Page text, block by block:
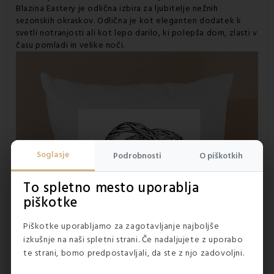
Soglasje Podrobnosti O piškotkih
To spletno mesto uporablja
piškotke
Piškotke uporabljamo za zagotavljanje najboljše
izkušnje na naši spletni strani. Če nadaljujete z uporabo
te strani, bomo predpostavljali, da ste z njo zadovoljni.
Blazina Eastery je odlična izbira za ljubitelje nežnih
sezonskih okraskov. Odlična je kot eleganten dodatek k
svetli notranjosti ali kot lepo darilo, ki polepša dom, zlasti v
času pomladi in velike noči.